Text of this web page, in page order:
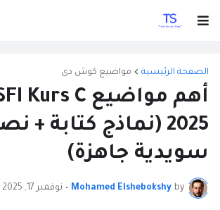
الصفحة الرئيسية مواضيع كوش دى
2025 (نماذج كتابة
سويدية جاهزة)
by
Mohamed Elshebokshy
• نوفمبر 17, 2025